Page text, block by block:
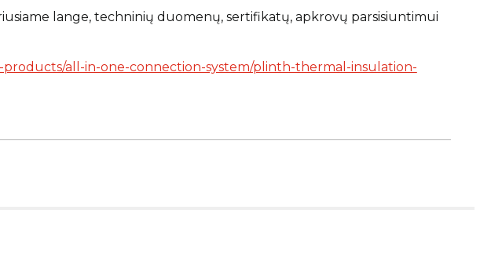
lange, techninių duomenų, sertifikatų, apkrovų parsisiuntimui
all-in-one-connection-system/plinth-thermal-insulation-